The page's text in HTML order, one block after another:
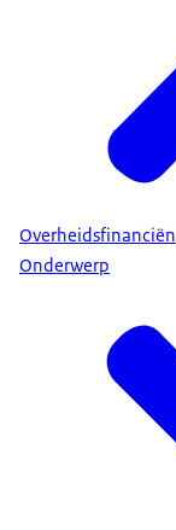
Overheidsfinanciën
Onderwerp